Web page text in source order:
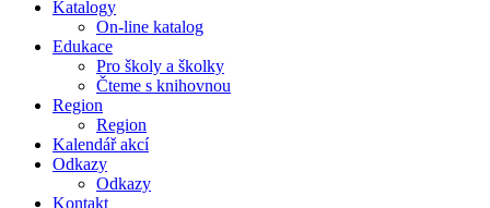
Katalogy
On-line katalog
Edukace
Pro školy a školky
Čteme s knihovnou
Region
Region
Kalendář akcí
Odkazy
Odkazy
Kontakt